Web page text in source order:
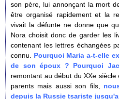
son père, lui annonçant la mort
être organisé rapidement et la
vivait la défunte ne donne que
Nora choisit donc de garder les
contenant les lettres échangées
connu. Pourquoi Maria a-t-elle
de son époux ? Pourquoi
remontant au début du XXe
parents mais aussi son fils,
depuis la Russie tsariste